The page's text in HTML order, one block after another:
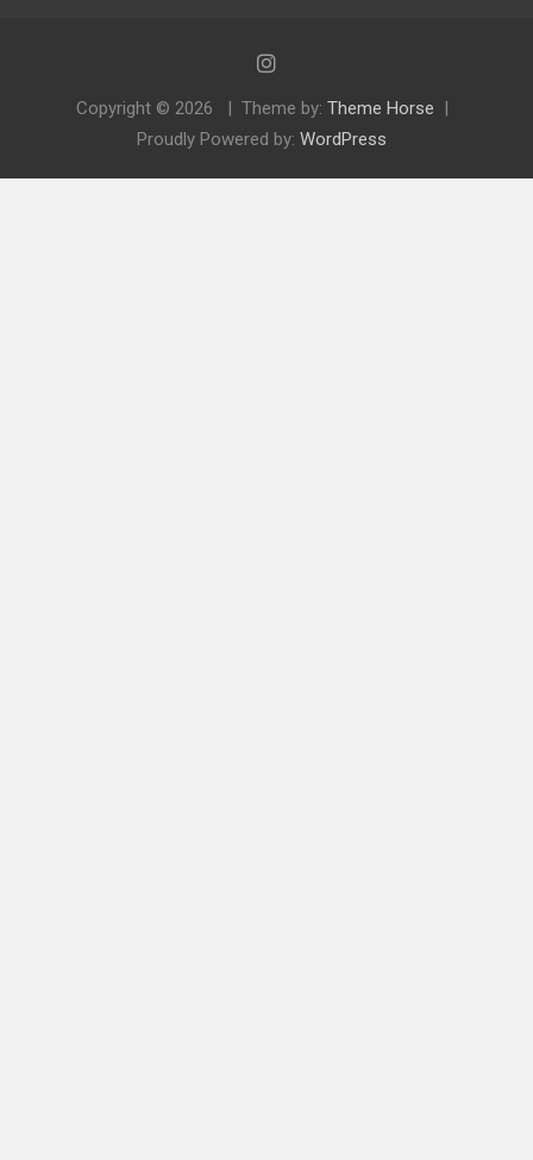
Copyright © 2026 Theme by: Theme Horse
Proudly Powered by: WordPress